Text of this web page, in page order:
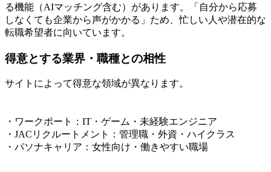
る機能（AIマッチング含む）があります。「自分から応募
しなくても企業から声がかかる」ため、忙しい人や潜在的な
転職希望者に向いています。
得意とする業界・職種との相性
サイトによって得意な領域が異なります。
・ワークポート：IT・ゲーム・未経験エンジニア
・JACリクルートメント：管理職・外資・ハイクラス
・パソナキャリア：女性向け・働きやすい職場